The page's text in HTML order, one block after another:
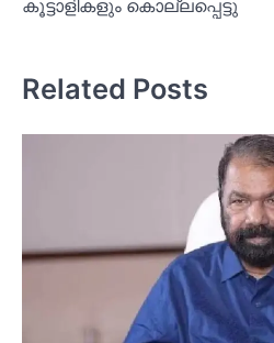
കൂട്ടാളികളും കൊല്ലപ്പെട്ടു
Related Posts